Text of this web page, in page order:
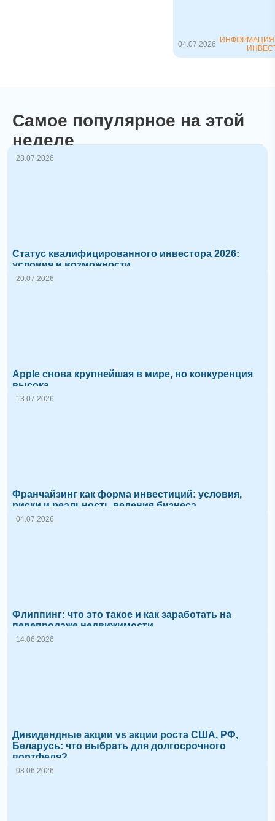
04.07.2026
ИНФОРМАЦИЯ
Самое популярное на этой
неделе
28.07.2026
Статус квалифицированного инвестора 2026:
условия и возможности
20.07.2026
Apple снова крупнейшая в мире, но конкуренция
высока
13.07.2026
Франчайзинг как форма инвестиций: условия,
риски и реальность ведения бизнеса
04.07.2026
Флиппинг: что это такое и как заработать на
перепродаже недвижимости
14.06.2026
Дивидендные акции vs акции роста США, РФ,
Беларусь: что выбрать для долгосрочного
портфеля?
08.06.2026